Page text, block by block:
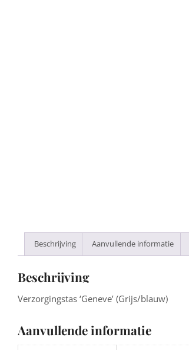
Beschrijving Aanvullende informatie
Beschrijving
Verzorgingstas ‘Geneve’ (Grijs/blauw)
Aanvullende informatie